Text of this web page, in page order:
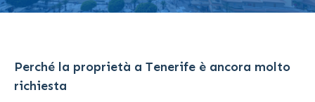
Perché la proprietà a Tenerife è ancora molto
richiesta